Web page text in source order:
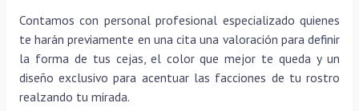
Contamos con personal profesional especializado quienes
te harán previamente en una cita una valoración para definir
la forma de tus cejas, el color que mejor te queda y un
diseño exclusivo para acentuar las facciones de tu rostro
realzando tu mirada.